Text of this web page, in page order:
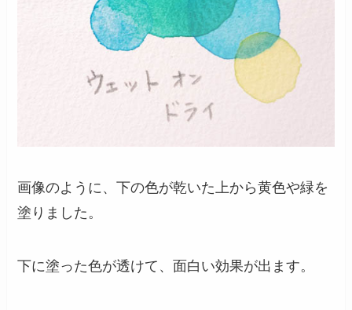
画像のように、下の色が乾いた上から黄色や緑を
塗りました。
下に塗った色が透けて、面白い効果が出ます。